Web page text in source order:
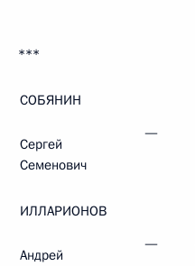
***
СОБЯНИН
Сергей
Семенович
—
ИЛЛАРИОНОВ
Андрей
—